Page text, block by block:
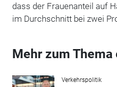
dass der Frauenanteil auf
im Durchschnitt bei zwei
Mehr zum Thema
Verkehrspolitik